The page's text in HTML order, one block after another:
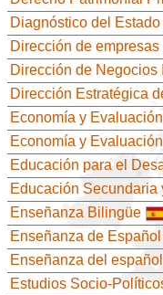
Diagnóstico del
Dirección de empresas
Dirección de Negocios
Dirección Estratégica
Economía y
Economía y
Educación para el
Educación
Enseñanza Bilingüe
Enseñanza de
Enseñanza del
Estudios Socio-